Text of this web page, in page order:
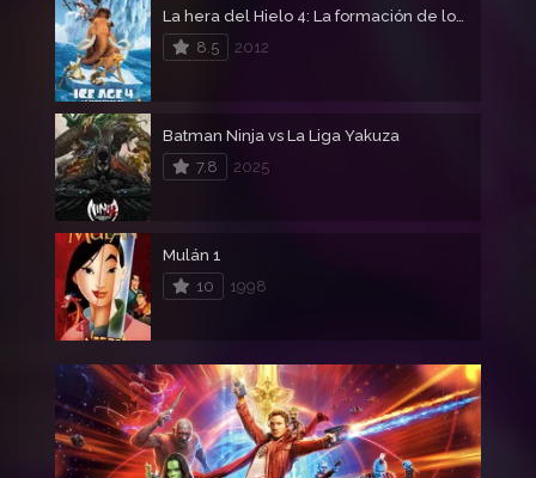
La hera del Hielo 4: La formación de los continentes – Ice Age 4
8.5
2012
Batman Ninja vs La Liga Yakuza
7.8
2025
Mulán 1
10
1998